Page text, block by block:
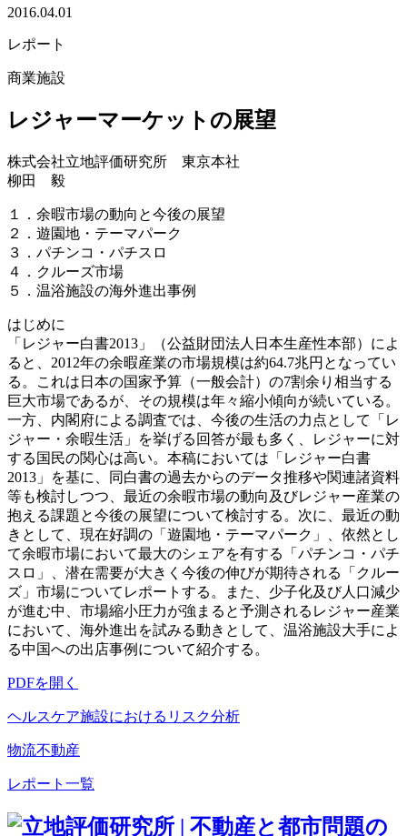
2016.04.01
レポート
商業施設
レジャーマーケットの展望
株式会社立地評価研究所 東京本社
柳田 毅
１．余暇市場の動向と今後の展望
２．遊園地・テーマパーク
３．パチンコ・パチスロ
４．クルーズ市場
５．温浴施設の海外進出事例
はじめに
「レジャー白書2013」（公益財団法人日本生産性本部）によ
ると、2012年の余暇産業の市場規模は約64.7兆円となってい
る。これは日本の国家予算（一般会計）の7割余り相当する
巨大市場であるが、その規模は年々縮小傾向が続いている。
一方、内閣府による調査では、今後の生活の力点として「レ
ジャー・余暇生活」を挙げる回答が最も多く、レジャーに対
する国民の関心は高い。本稿においては「レジャー白書
2013」を基に、同白書の過去からのデータ推移や関連諸資料
等も検討しつつ、最近の余暇市場の動向及びレジャー産業の
抱える課題と今後の展望について検討する。次に、最近の動
きとして、現在好調の「遊園地・テーマパーク」、依然とし
て余暇市場において最大のシェアを有する「パチンコ・パチ
スロ」、潜在需要が大きく今後の伸びが期待される「クルー
ズ」市場についてレポートする。また、少子化及び人口減少
が進む中、市場縮小圧力が強まると予測されるレジャー産業
において、海外進出を試みる動きとして、温浴施設大手によ
る中国への出店事例について紹介する。
PDFを開く
ヘルスケア施設におけるリスク分析
物流不動産
レポート一覧